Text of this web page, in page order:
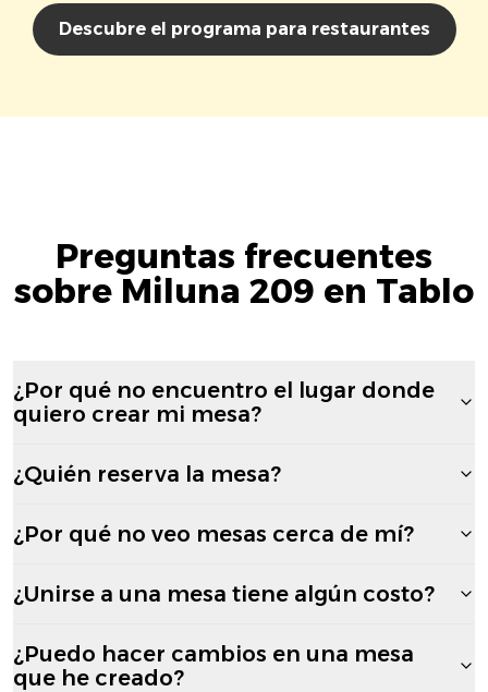
Descubre el programa para restaurantes
Preguntas frecuentes
sobre Miluna 209 en Tablo
¿Por qué no encuentro el lugar donde
quiero crear mi mesa?
¿Quién reserva la mesa?
¿Por qué no veo mesas cerca de mí?
¿Unirse a una mesa tiene algún costo?
¿Puedo hacer cambios en una mesa
que he creado?